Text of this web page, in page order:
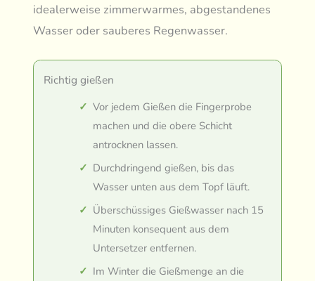
idealerweise zimmerwarmes, abgestandenes
Wasser oder sauberes Regenwasser.
Richtig gießen
Vor jedem Gießen die Fingerprobe
machen und die obere Schicht
antrocknen lassen.
Durchdringend gießen, bis das
Wasser unten aus dem Topf läuft.
Überschüssiges Gießwasser nach 15
Minuten konsequent aus dem
Untersetzer entfernen.
Im Winter die Gießmenge an die